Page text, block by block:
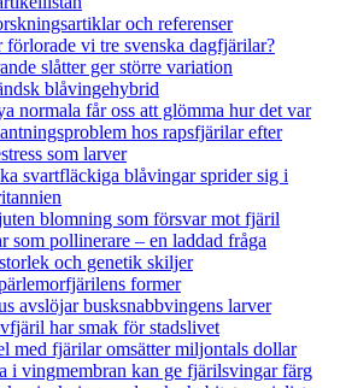
och referenser
förlorade vi tre svenska dagfjärilar?
slåtter ger större variation
blåvingehybrid
normala får oss att glömma hur det var
hos rapsfjärilar efter
som larver
svartfläckiga blåvingar sprider sig i
blomning som försvar mot fjäril
som pollinerare – en laddad fråga
och genetik skiljer
former
avslöjar busksnabbvingens larver
har smak för stadslivet
med fjärilar omsätter miljontals dollar
i vingmembran kan ge fjärilsvingar färg